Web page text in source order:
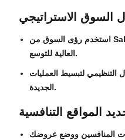
السوق الاستراتيجي
استخدم رؤى السوق من Saleai لتحديد المناطق ذات الإمكانات
العالية للتوسع.
التنظيمي لتبسيط العمليات
الجديدة.
المواقع التنافسية
المنافسين ووضع عروضك